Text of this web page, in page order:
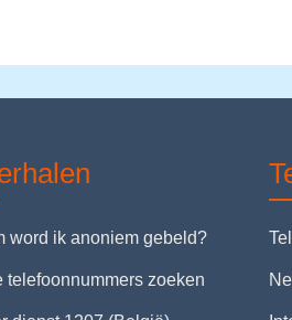
word ik anoniem gebeld?
telefoonnummers zoeken